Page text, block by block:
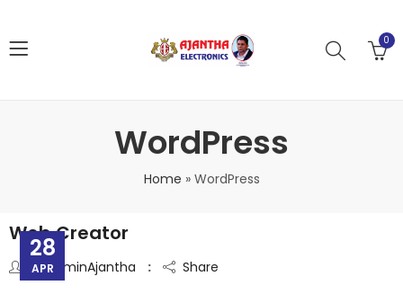
0
WordPress
Home » WordPress
28
APR
Web Creator
ByAdminAjantha Share